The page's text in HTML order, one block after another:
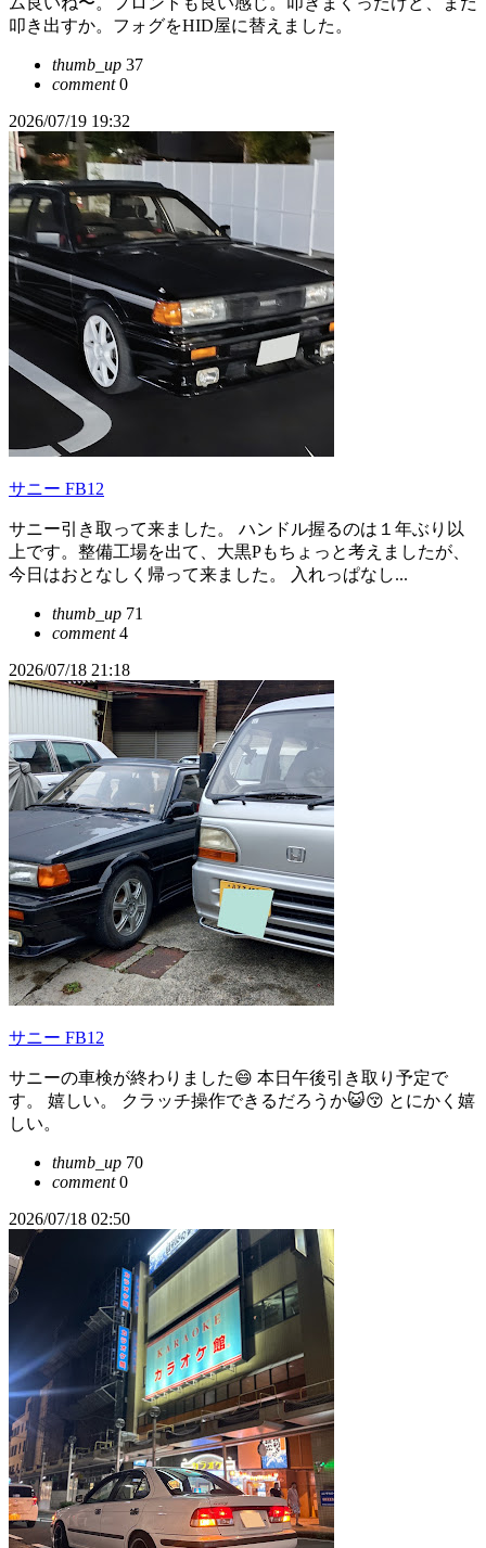
叩き出すか。フォグをHID屋に替えました。
thumb_up 37
comment0
2026/07/19 19:32
サニー FB12
サニー引き取って来ました。 ハンドル握るのは１年ぶり以
上です。整備工場を出て、大黒Pもちょっと考えましたが、
今日はおとなしく帰って来ました。 入れっぱなし...
thumb_up 71
comment4
2026/07/18 21:18
サニー FB12
サニーの車検が終わりました😄 本日午後引き取り予定で
す。 嬉しい。 クラッチ操作できるだろうか😺😚 とにかく嬉
しい。
thumb_up 70
comment0
2026/07/18 02:50